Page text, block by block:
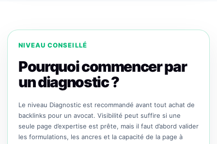
NIVEAU CONSEILLÉ
Pourquoi commencer par
un diagnostic ?
Le niveau Diagnostic est recommandé avant tout achat de
backlinks pour un avocat. Visibilité peut suffire si une
seule page d’expertise est prête, mais il faut d’abord valider
les formulations, les ancres et la capacité de la page à